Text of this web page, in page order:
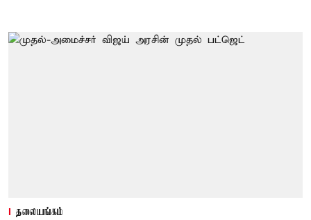
தலையங்கம்